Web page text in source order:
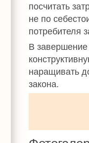
посчитать
не по
потребителя
В
наращивать
закона.